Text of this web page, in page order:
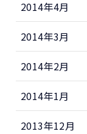
2014年4月
2014年3月
2014年2月
2014年1月
2013年12月